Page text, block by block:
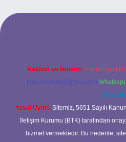
Reklam ve İletişim: E-mail:
forumhizmeti@gmail.com
@karabul
Yasal Uyarı: Sitemiz, 5651 Sayılı
İletişim Kurumu (BTK) tarafından
hizmet vermektedir. Bu nedenle,